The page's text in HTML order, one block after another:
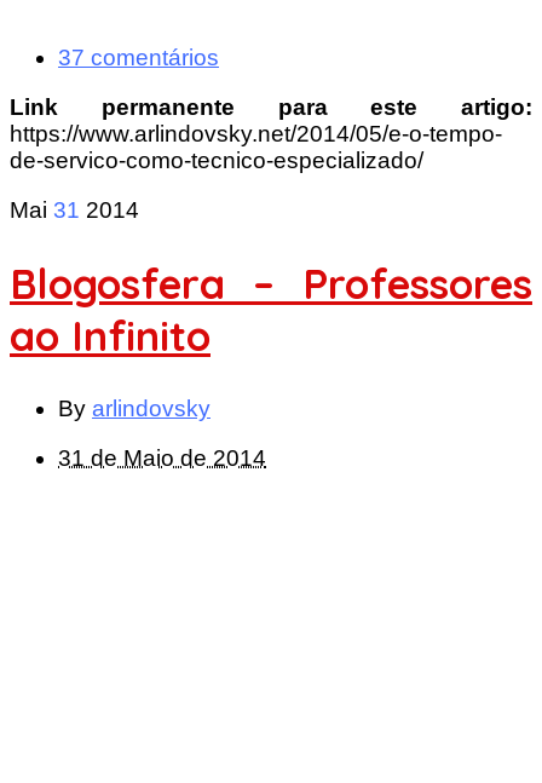
37 comentários
Link permanente para este artigo:
https://www.arlindovsky.net/2014/05/e-o-tempo-
de-servico-como-tecnico-especializado/
Mai 31 2014
Blogosfera – Professores
ao Infinito
By arlindovsky
31 de Maio de 2014